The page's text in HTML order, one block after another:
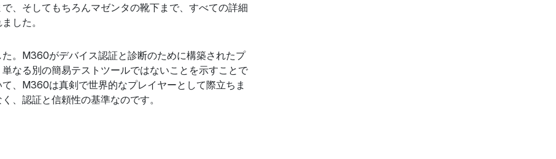
、そしてもちろんマゼンタの靴下まで、すべての詳細
した。
。M360がデバイス認証と診断のために構築されたプ
なる別の簡易テストツールではないことを示すことで
、M360は真剣で世界的なプレイヤーとして際立ちま
、認証と信頼性の基準なのです。